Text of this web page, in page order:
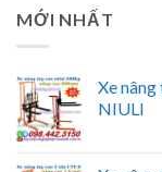
MỚI NHẤT
Xe
NIULI